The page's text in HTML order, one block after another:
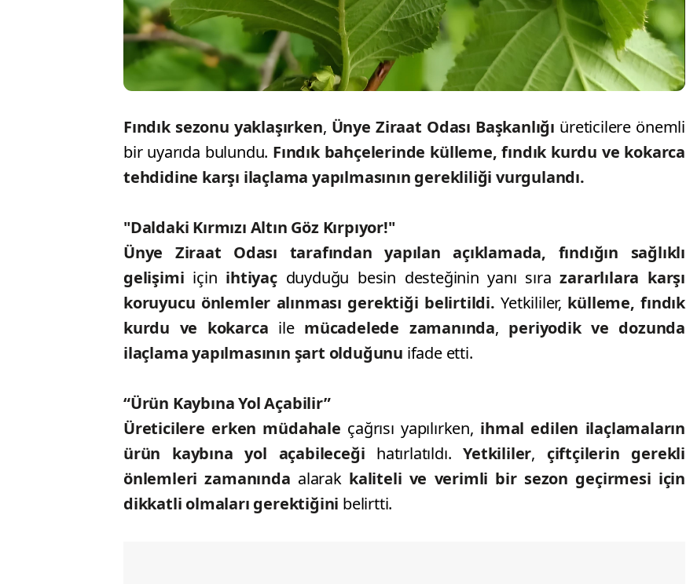
Fındık sezonu yaklaşırken, Ünye Ziraat Odası Başkanlığı üreticilere önemli
bir uyarıda bulundu. Fındık bahçelerinde külleme, fındık kurdu ve kokarca
tehdidine karşı ilaçlama yapılmasının gerekliliği vurgulandı.
"Daldaki Kırmızı Altın Göz Kırpıyor!"
Ünye Ziraat Odası tarafından yapılan açıklamada, fındığın
sağlıklı
gelişimi için ihtiyaç duyduğu besin desteğinin yanı sırazararlılara karşı
koruyucu önlemler alınması gerektiği belirtildi.Yetkililer, külleme, fındık
kurdu ve kokarca ile mücadelede zamanında, periyodik ve dozunda
ilaçlama yapılmasının şart olduğunu ifade etti.
“Ürün Kaybına Yol Açabilir”
Üreticilere erken müdahale çağrısı yapılırken, ihmal edilen ilaçlamaların
ürün kaybına yol açabileceği hatırlatıldı.Yetkililer, çiftçilerin gerekli
önlemleri zamanında alarak kaliteli ve verimli bir sezon geçirmesi için
dikkatli olmaları gerektiğini belirtti.